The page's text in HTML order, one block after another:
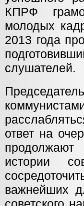
КПРФ
молодых
2013 года
слушателей.
ответ на
истории
важнейших